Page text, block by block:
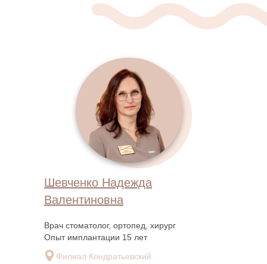
Шевченко Надежда
Валентиновна
Филиал Кондратьевский
Врач стоматолог, ортопед, хирург
Опыт имплантации 15 лет